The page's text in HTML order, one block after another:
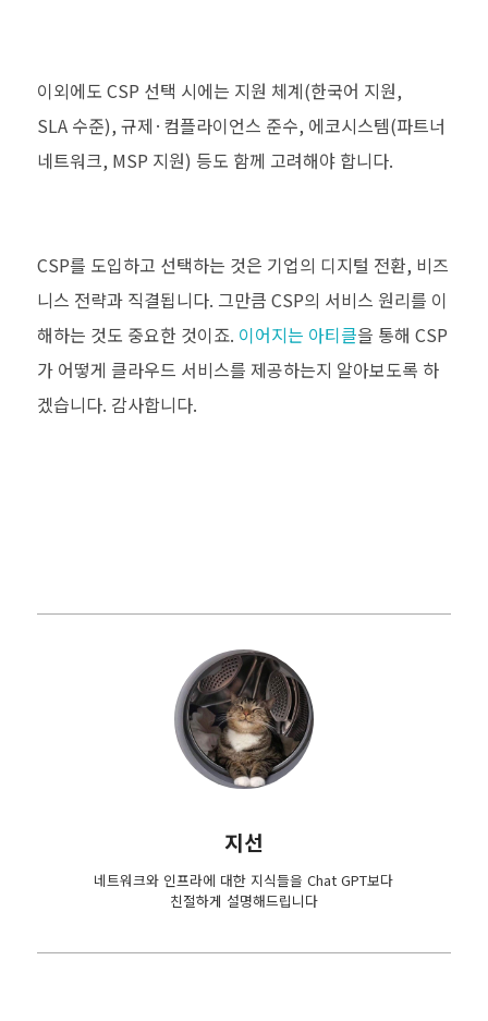
이외에도 CSP 선택 시에는 지원 체계(한국어 지원,
SLA 수준), 규제 · 컴플라이언스 준수, 에코시스템(파트너
네트워크, MSP 지원) 등도 함께 고려해야 합니다.
CSP를 도입하고 선택하는 것은 기업의 디지털 전환, 비즈
니스 전략과 직결됩니다. 그만큼 CSP의 서비스 원리를 이
해하는 것도 중요한 것이죠. 이어지는 아티클을 통해 CSP
가 어떻게 클라우드 서비스를 제공하는지 알아보도록 하
겠습니다. 감사합니다.
지선
네트워크와 인프라에 대한 지식들을 Chat GPT보다
친절하게 설명해드립니다